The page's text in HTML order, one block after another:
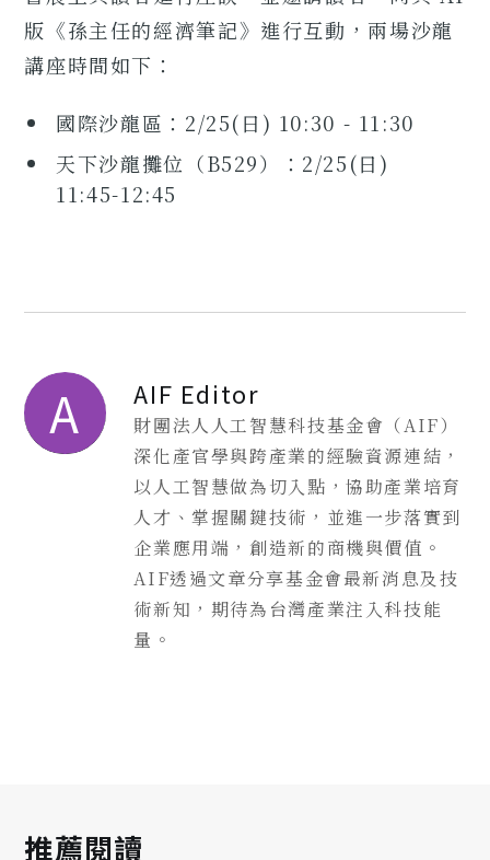
版《孫主任的經濟筆記》進行互動，兩場沙龍
講座時間如下：
國際沙龍區：2/25(日) 10:30 - 11:30
天下沙龍攤位（B529）：2/25(日)
11:45-12:45
A AIF Editor
財團法人人工智慧科技基金會（AIF）
深化產官學與跨產業的經驗資源連結，
以人工智慧做為切入點，協助產業培育
人才、掌握關鍵技術，並進一步落實到
企業應用端，創造新的商機與價值。
AIF透過文章分享基金會最新消息及技
術新知，期待為台灣產業注入科技能
量。
推薦閱讀